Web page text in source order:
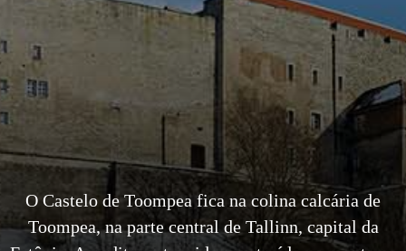
O Castelo de Toompea fica na colina calcária de
Toompea, na parte central de Tallinn, capital da